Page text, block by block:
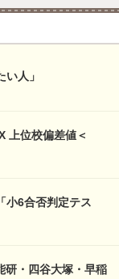
人」
上位校偏差値＜
小6合否判定テス
研・四谷大塚・早稲